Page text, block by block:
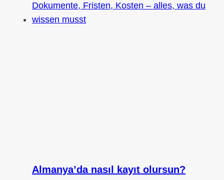
Almanya’da nasıl kayıt olursun?